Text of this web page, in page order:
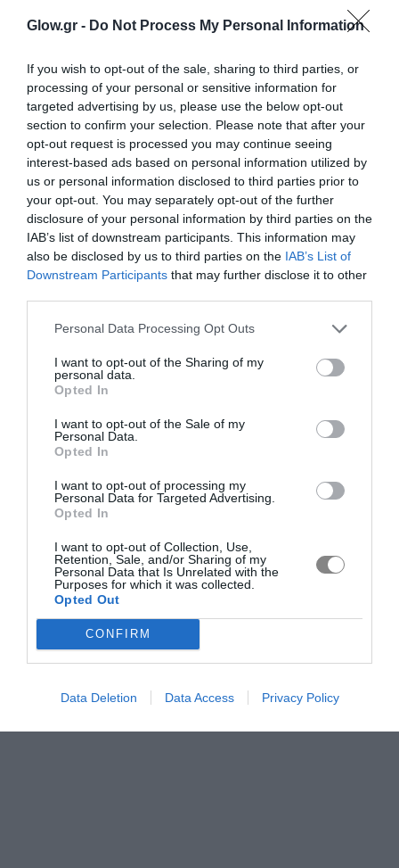
Glow.gr - Do Not Process My Personal Information
If you wish to opt-out of the sale, sharing to third parties, or
processing of your personal or sensitive information for
targeted advertising by us, please use the below opt-out
section to confirm your selection. Please note that after your
opt-out request is processed you may continue seeing
interest-based ads based on personal information utilized by
us or personal information disclosed to third parties prior to
your opt-out. You may separately opt-out of the further
disclosure of your personal information by third parties on the
IAB’s list of downstream participants. This information may
also be disclosed by us to third parties on the IAB’s List of
Downstream Participants that may further disclose it to other
Personal Data Processing Opt Outs
I want to opt-out of the Sharing of my
personal data.
Opted In
I want to opt-out of the Sale of my
Personal Data.
Opted In
I want to opt-out of processing my
Personal Data for Targeted Advertising.
Opted In
I want to opt-out of Collection, Use,
Retention, Sale, and/or Sharing of my
Personal Data that Is Unrelated with the
Purposes for which it was collected.
Opted Out
CONFIRM
Data Deletion Data Access Privacy Policy